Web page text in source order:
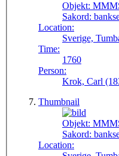
Objekt:
Sakord:
Location:
Sverige,
Time:
1760
Person:
Krok, Carl
Thumbnail
Objekt:
Sakord:
Location: